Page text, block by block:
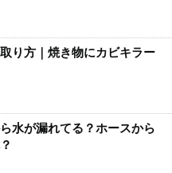
り方｜焼き物にカビキラー
水が漏れてる？ホースから